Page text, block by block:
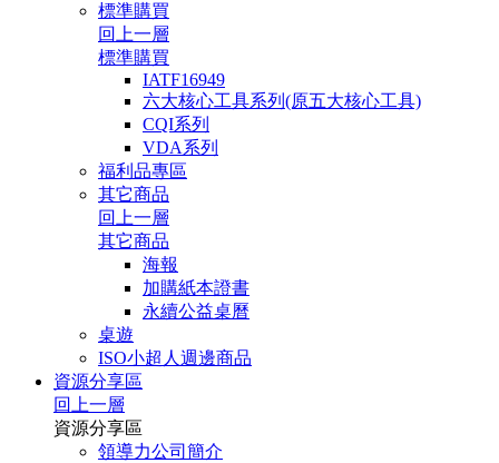
標準購買
回上一層
標準購買
IATF16949
六大核心工具系列(原五大核心工具)
CQI系列
VDA系列
福利品專區
其它商品
回上一層
其它商品
海報
加購紙本證書
永續公益桌曆
桌遊
ISO小超人週邊商品
資源分享區
回上一層
資源分享區
領導力公司簡介